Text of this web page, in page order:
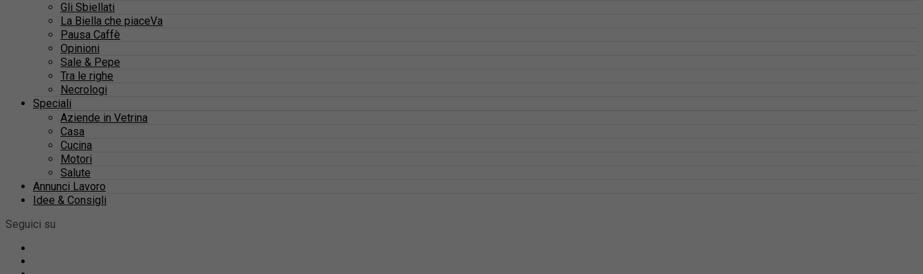
Gli Sbiellati
La Biella che piaceVa
Pausa Caffè
Opinioni
Sale & Pepe
Tra le righe
Necrologi
Speciali
Aziende in Vetrina
Casa
Cucina
Motori
Salute
Annunci Lavoro
Idee & Consigli
Seguici su